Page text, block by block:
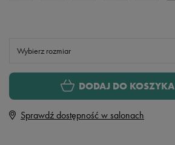
Wybierz rozmiar
Rozmiary EU Rozmiary US
41 1/3 26 cm
DODAJ DO KOSZYKA
Sprawdź dostępność w salonach